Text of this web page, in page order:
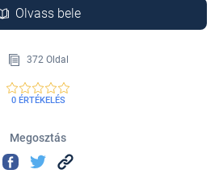
Olvass bele
372 Oldal
0 ÉRTÉKELÉS
Megosztás